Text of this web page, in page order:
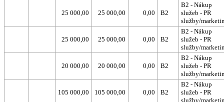
25 000,00 25 000,00 0,00 B2
B2 - Nákup
služeb - PR
služby/
25 000,00 25 000,00 0,00 B2
B2 - Nákup
služeb - PR
služby/
20 000,00 20 000,00 0,00 B2
B2 - Nákup
služeb - PR
služby/
105 000,00 105 000,00 0,00 B2
B2 - Nákup
služeb - PR
služby/